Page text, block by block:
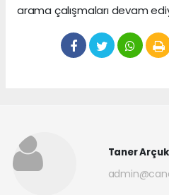
arama çalışmaları devam
Taner